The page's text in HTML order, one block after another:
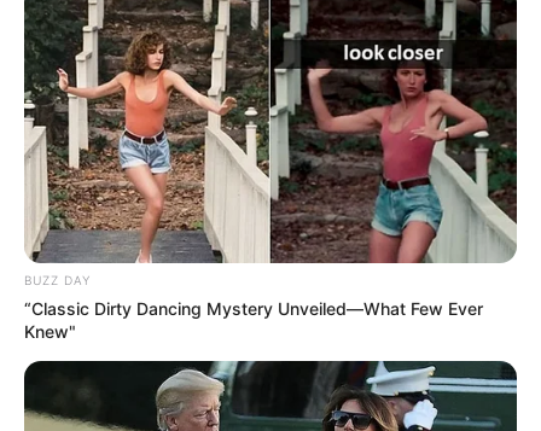
BUZZ DAY
“Classic Dirty Dancing Mystery Unveiled—What Few Ever
Knew"